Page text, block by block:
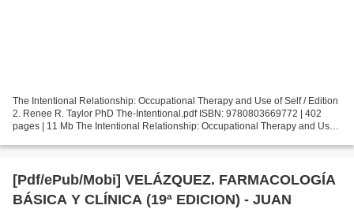
The Intentional Relationship: Occupational Therapy and Use of Self / Edition
2. Renee R. Taylor PhD The-Intentional.pdf ISBN: 9780803669772 | 402
pages | 11 Mb The Intentional Relationship: Occupational Therapy and Use
[Pdf/ePub/Mobi] VELÁZQUEZ. FARMACOLOGÍA
BÁSICA Y CLÍNICA (19ª EDICION) - JUAN